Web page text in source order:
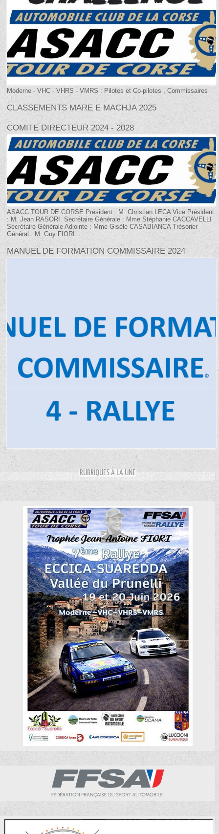
Moderne - VHC - VHRS - VMRS : Pilotes et Co-pilotes , Commissaires
CLASSEMENTS MARE E MACHJA 2025
COMITE DIRECTEUR 2024 - 2028
ASACC TOUR DE CORSE Président : M. Christian LECA Vice Président
: M. Jean RASORI Secrétaire Générale : Mme Stéphanie CACCAVELLI
Secrétaire Générale Adjointe : Mme Gisèle CASABIANCA Trésorier
Général : M. Guy FIORI...
MANUEL DE FORMATION COMMISSAIRE 2024
RUBRIQUES À LA UNE